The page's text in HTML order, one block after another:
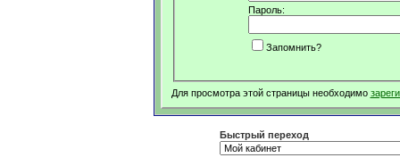
Пароль:
Запомнить?
Для просмотра этой страницы необходимо
Быстрый переход